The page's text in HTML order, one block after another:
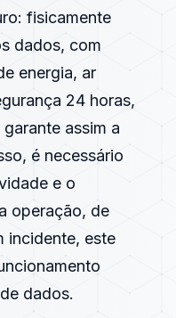
fisicamente
dados, com
energia, ar
24 horas,
assim a
é necessário
e o
operação, de
incidente, este
dados.